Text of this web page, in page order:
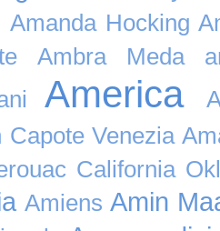
Amanda Hocking
Ambra Meda
America
Capote Venezia
California
Amiens Amin